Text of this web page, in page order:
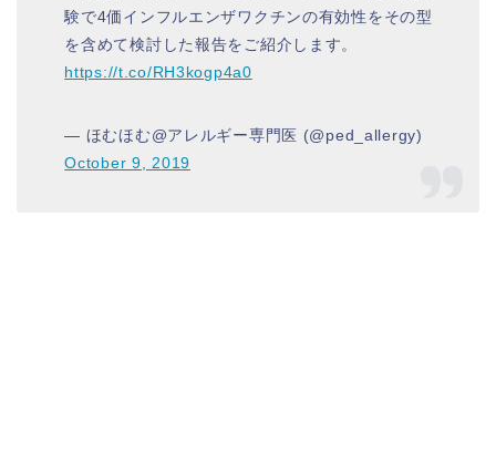
験で4価インフルエンザワクチンの有効性をその型
を含めて検討した報告をご紹介します。
https://t.co/RH3kogp4a0
— ほむほむ@アレルギー専門医 (@ped_allergy)
October 9, 2019